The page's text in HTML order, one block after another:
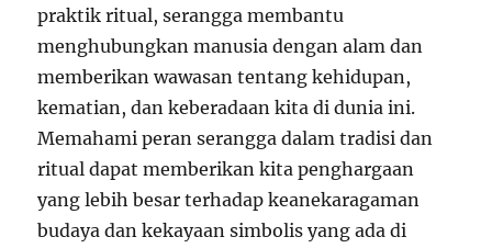
praktik ritual, serangga membantu
menghubungkan manusia dengan alam dan
memberikan wawasan tentang kehidupan,
kematian, dan keberadaan kita di dunia ini.
Memahami peran serangga dalam tradisi dan
ritual dapat memberikan kita penghargaan
yang lebih besar terhadap keanekaragaman
budaya dan kekayaan simbolis yang ada di